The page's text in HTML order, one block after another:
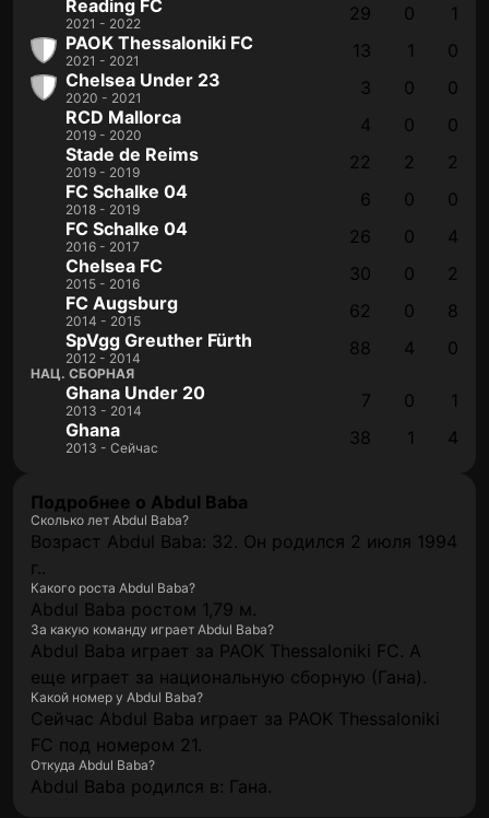
Reading FC
2021 - 2022 29 0
1
PAOK Thessaloniki FC
2021 - 2021 13 1
0
Chelsea Under 23
2020 - 2021 3 0
0
RCD Mallorca
2019 - 2020 4 0
0
Stade de Reims
2019 - 2019 22 2
2
FC Schalke 04
2018 - 2019 6 0
0
FC Schalke 04
2016 - 2017 26 0
4
Chelsea FC
2015 - 2016 30 0
2
FC Augsburg
2014 - 2015 62 0
8
SpVgg Greuther Fürth
2012 - 2014 88 4 0
НАЦ. СБОРНАЯ
Ghana Under 20
2013 - 2014 7 0
1
Ghana
2013 - Сейчас 38 1 4
Подробнее о Abdul Baba
Сколько лет Abdul Baba?
Возраст Abdul Baba: 32. Он родился 2 июля 1994
г..
Какого роста Abdul Baba?
Abdul Baba ростом 1,79 м.
За какую команду играет Abdul Baba?
Abdul Baba играет за PAOK Thessaloniki FC. А
еще играет за национальную сборную (Гана).
Какой номер у Abdul Baba?
Сейчас Abdul Baba играет за PAOK Thessaloniki
FC под номером 21.
Откуда Abdul Baba?
Abdul Baba родился в: Гана.